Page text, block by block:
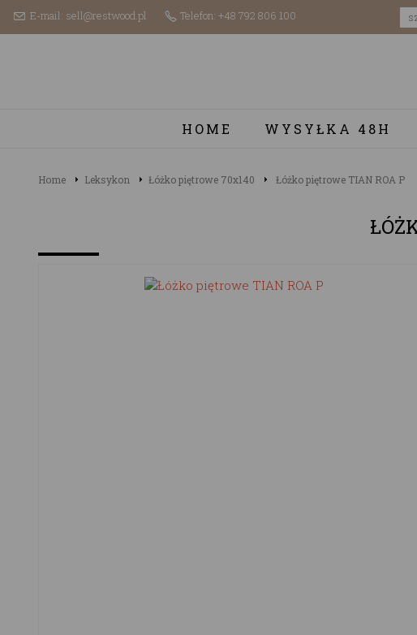
E-mail: sell@restwood.pl Telefon: +48 792 806 100
HOME WYSYŁKA 48H
Home Leksykon Łóżko piętrowe 70x140 Łóżko piętrowe TIAN ROA P